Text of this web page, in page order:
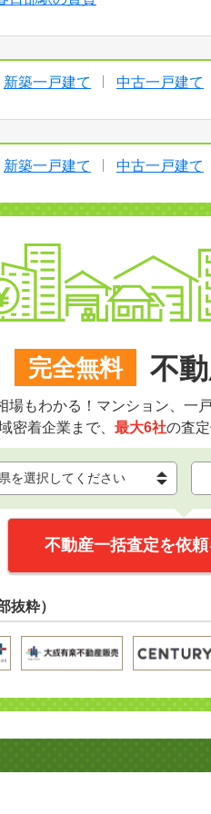
新築一戸建て 中古一戸建て
新築一戸建て 中古一戸建て
完全無料 不
場もわかる！マンション、一
密着企業まで、 最大6社の査
不動産一括査定を依頼
抜粋）